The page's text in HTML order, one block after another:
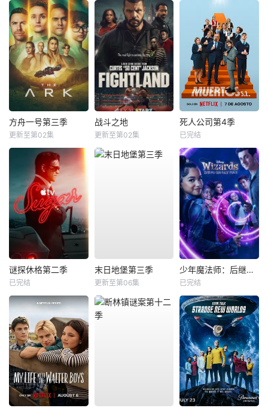
方舟一号第三季
更新至第02集
战斗之地
更新至第02集
死人公司第4季
已完结
谜探休格第二季
已完结
末日地堡第三季
更新至第06集
少年魔法师：后继者第三季
已完结